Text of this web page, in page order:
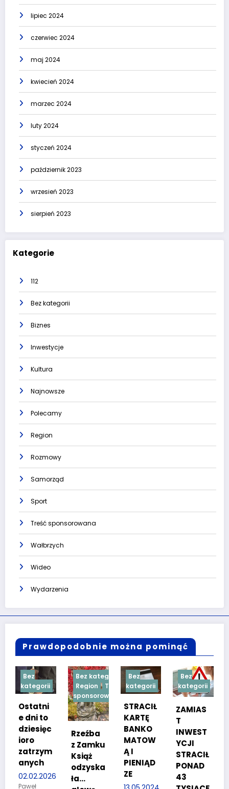
lipiec 2024
czerwiec 2024
maj 2024
kwiecień 2024
marzec 2024
luty 2024
styczeń 2024
październik 2023
wrzesień 2023
sierpień 2023
Kategorie
112
Bez kategorii
Biznes
Inwestycje
Kultura
Najnowsze
Polecamy
Region
Rozmowy
Samorząd
Sport
Treść sponsorowana
Wałbrzych
Wideo
Wydarzenia
Prawdopodobnie można pominąć
Bez kategorii
Region
Treść
sponsorowana
Rzeźba
Książ
odzyska
ła…
Bez
kategorii
STRACIŁ
KARTĘ
BANKO
MATOW
Ą I
PIENIĄD
ZE
Bez
kategorii
ZAMIAS
T
INWEST
YCJI
PONAD
Bez
kategorii
TESTY
NOŚCIO
WE DLA
KANDYD
ATÓW
POLICJI